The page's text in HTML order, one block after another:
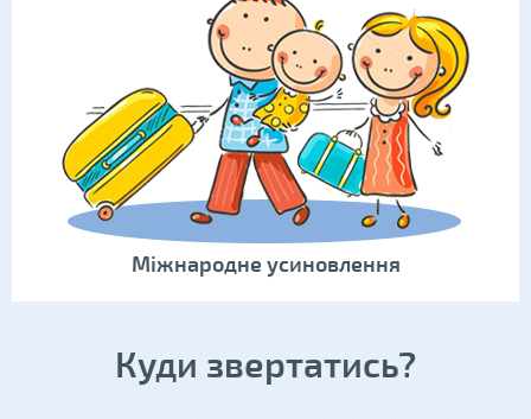
Міжнародне усиновлення
Куди звертатись?